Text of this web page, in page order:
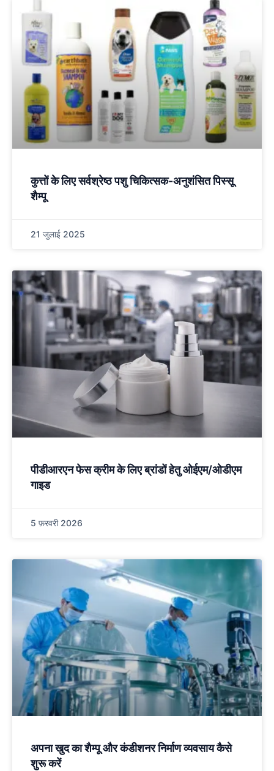
कुत्तों के लिए सर्वश्रेष्ठ पशु चिकित्सक-अनुशंसित पिस्सू
शैम्पू
21 जुलाई 2025
पीडीआरएन फेस क्रीम के लिए ब्रांडों हेतु ओईएम/ओडीएम
गाइड
5 फ़रवरी 2026
अपना खुद का शैम्पू और कंडीशनर निर्माण व्यवसाय कैसे
शुरू करें